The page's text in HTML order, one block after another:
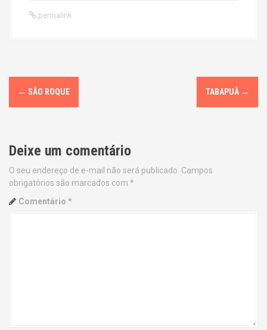
permalink
P
o
t
n
a
← SÃO ROQUE TABAPUÃ →
Deixe um comentário
O seu endereço de e-mail não será publicado. Campos
obrigatórios são marcados com *
Comentário *